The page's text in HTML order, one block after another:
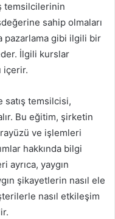
temsilcilerinin
sahip olmaları
pazarlama gibi ilgili bir
İlgili kurslar
içerir.
satış temsilcisi,
Bu eğitim, şirketin
ve işlemleri
hakkında bilgi
ayrıca, yaygın
şikayetlerin nasıl ele
nasıl etkileşim